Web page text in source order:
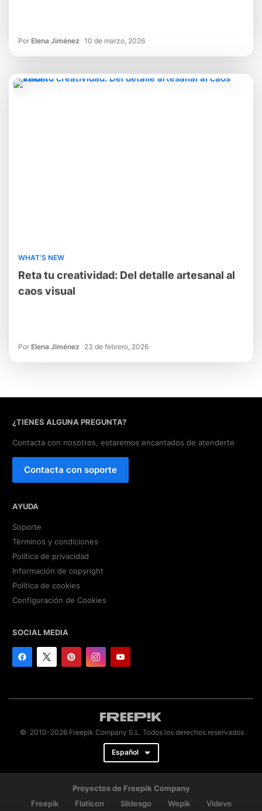
Por Elena Jiménez 10 de marzo, 2026
WHAT’S NEW
Reta tu creatividad: Del detalle artesanal al
caos visual
Por Elena Jiménez 23 de febrero, 2026
¿TIENES ALGUNA PREGUNTA?
Contacta con nosotros, estaremos encantados de atenderte
Contacta con soporte
AYUDA
Soporte
Términos y condiciones
Política de privacidad
Información de copyright
Política de cookies
Configuración de Cookies
SOCIAL MEDIA
© 2010-2026 Freepik Company S.L. Todos los derechos reservados
Español
Proyectos de Freepik Company
Freepik
Flaticon Slidesgo Wepik Videvo